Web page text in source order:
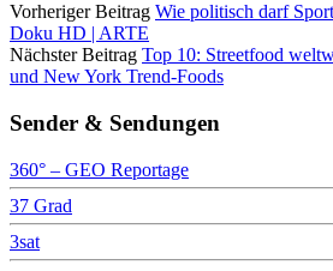
Vorheriger Beitrag Wie politisch darf
Doku HD | ARTE
Nächster Beitrag Top 10: Streetfood
und New York Trend-Foods
Sender & Sendungen
360° – GEO Reportage
37 Grad
3sat